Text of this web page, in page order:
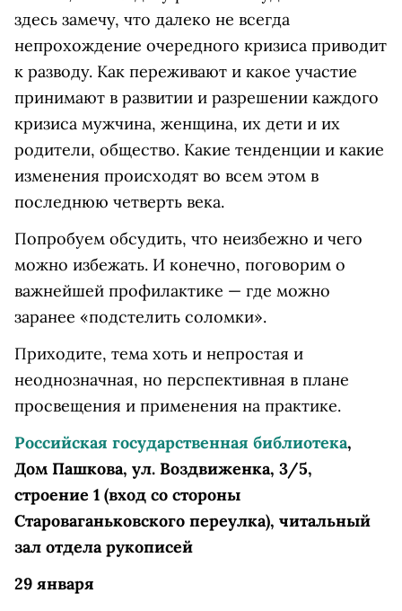
здесь замечу, что далеко не всегда
непрохождение очередного кризиса приводит
к разводу. Как переживают и какое участие
принимают в развитии и разрешении каждого
кризиса мужчина, женщина, их дети и их
родители, общество. Какие тенденции и какие
изменения происходят во всем этом в
последнюю четверть века.
Попробуем обсудить, что неизбежно и чего
можно избежать. И конечно, поговорим о
важнейшей профилактике — где можно
заранее «подстелить соломки».
Приходите, тема хоть и непростая и
неоднозначная, но перспективная в плане
просвещения и применения на практике.
Российская государственная библиотека,
Дом Пашкова, ул. Воздвиженка, 3/5,
строение 1 (вход со стороны
Староваганьковского переулка), читальный
зал отдела рукописей
29 января